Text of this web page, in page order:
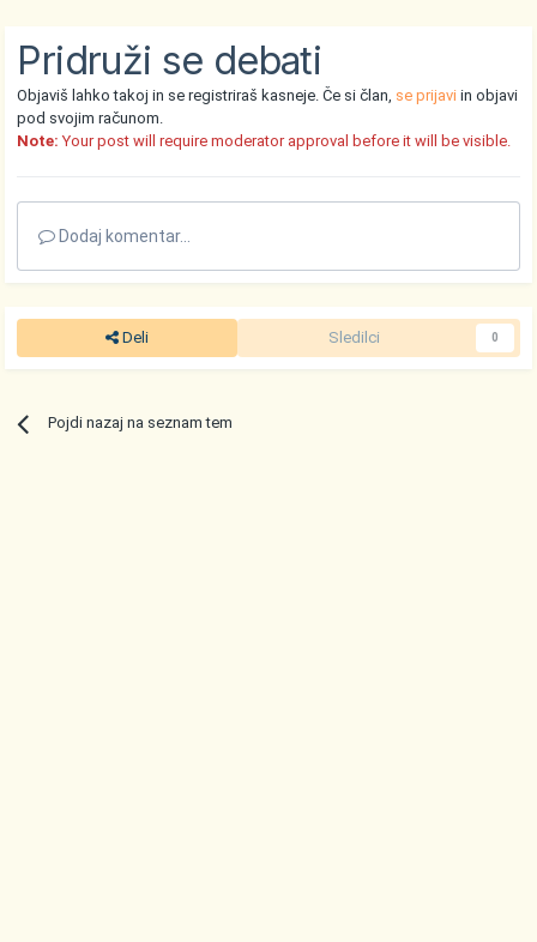
Pridruži se debati
Objaviš lahko takoj in se registriraš kasneje. Če si član, se prijavi in objavi
pod svojim računom.
Note: Your post will require moderator approval before it will be visible.
Dodaj komentar...
Deli Sledilci 0
Pojdi nazaj na seznam tem